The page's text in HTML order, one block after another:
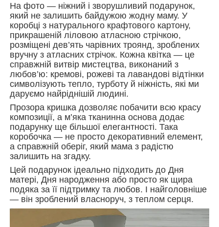
На фото — ніжний і зворушливий подарунок,
який не залишить байдужою жодну маму. У
коробці з натурального крафтового картону,
прикрашеній ліловою атласною стрічкою,
розміщені дев’ять чарівних троянд, зроблених
вручну з атласних стрічок. Кожна квітка — це
справжній витвір мистецтва, виконаний з
любов’ю: кремові, рожеві та лавандові відтінки
символізують тепло, турботу й ніжність, які ми
даруємо найріднішій людині.
Прозора кришка дозволяє побачити всю красу
композиції, а м’яка тканинна основа додає
подарунку ще більшої елегантності. Така
коробочка — не просто декоративний елемент,
а справжній оберіг, який мама з радістю
залишить на згадку.
Цей подарунок ідеально підходить до Дня
матері, Дня народження або просто як щира
подяка за її підтримку та любов. І найголовніше
— він зроблений власноруч, з теплом серця.